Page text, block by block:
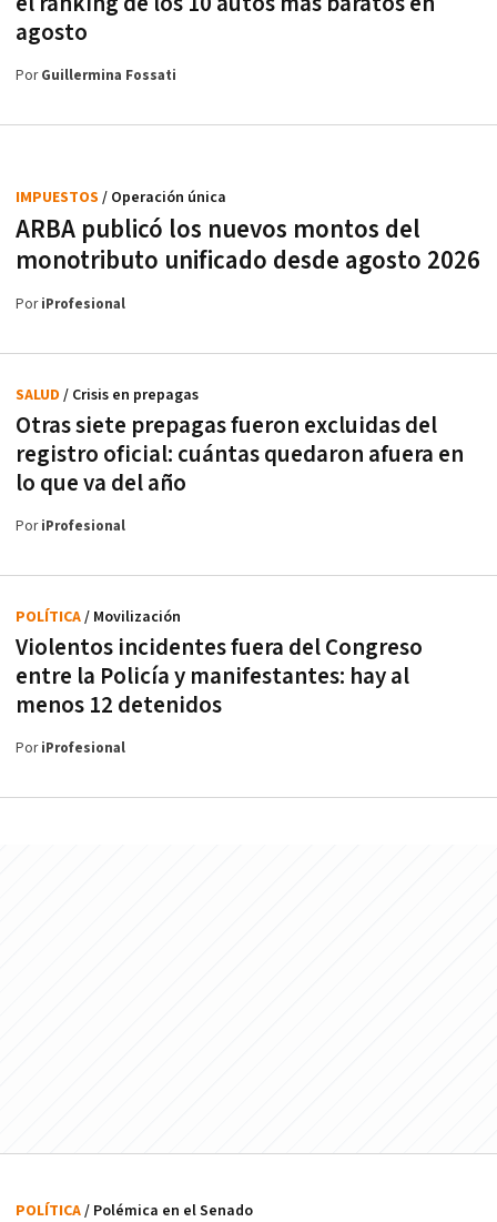
agosto
PorGuillermina Fossati
ARBA publicó los nuevos montos del
monotributo unificado desde agosto 2026
IMPUESTOS / Operación única
PoriProfesional
Otras siete prepagas fueron excluidas del
registro oficial: cuántas quedaron afuera en
lo que va del año
SALUD / Crisis en prepagas
PoriProfesional
Violentos incidentes fuera del Congreso
entre la Policía y manifestantes: hay al
menos 12 detenidos
POLÍTICA/ Movilización
PoriProfesional
POLÍTICA/ Polémica en el Senado